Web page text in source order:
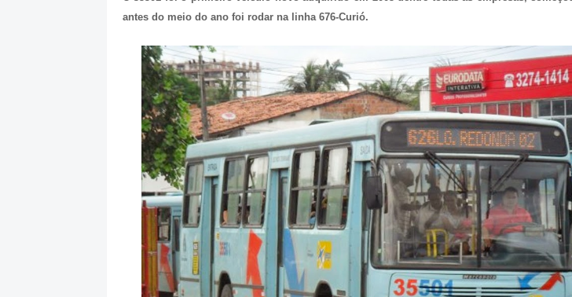
antes do meio do ano foi rodar na linha 676-Curió.